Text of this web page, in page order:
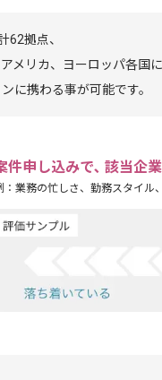
62拠点、
メリカ、ヨーロッパ各国
に携わる事が可能です。
件申し込みで､ 該当企
：業務の忙しさ、勤務スタイル